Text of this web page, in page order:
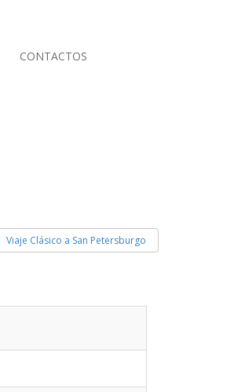
CONTACTOS
Viaje Clásico a San Petersburgo